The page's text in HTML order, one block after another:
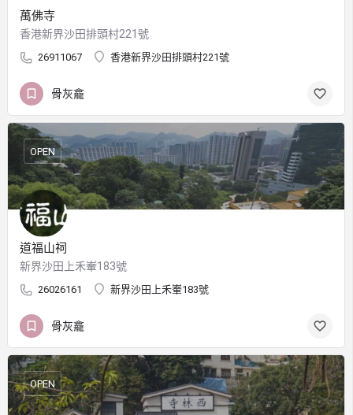
萬佛寺
香港新界沙田排頭村221號
26911067 香港新界沙田排頭村221號
骨灰龕
道福山祠
新界沙田上禾輋183號
26026161 新界沙田上禾輋183號
OPEN
骨灰龕
OPEN